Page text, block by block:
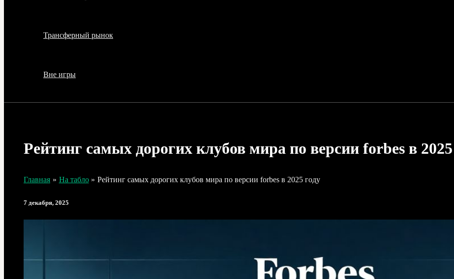
Трансферный рынок
Вне игры
Рейтинг самых дорогих клубов мира по версии forbes в 2025
Главная На табло Рейтинг самых дорогих клубов мира по версии forbes в 2025 году
7 декабря, 2025